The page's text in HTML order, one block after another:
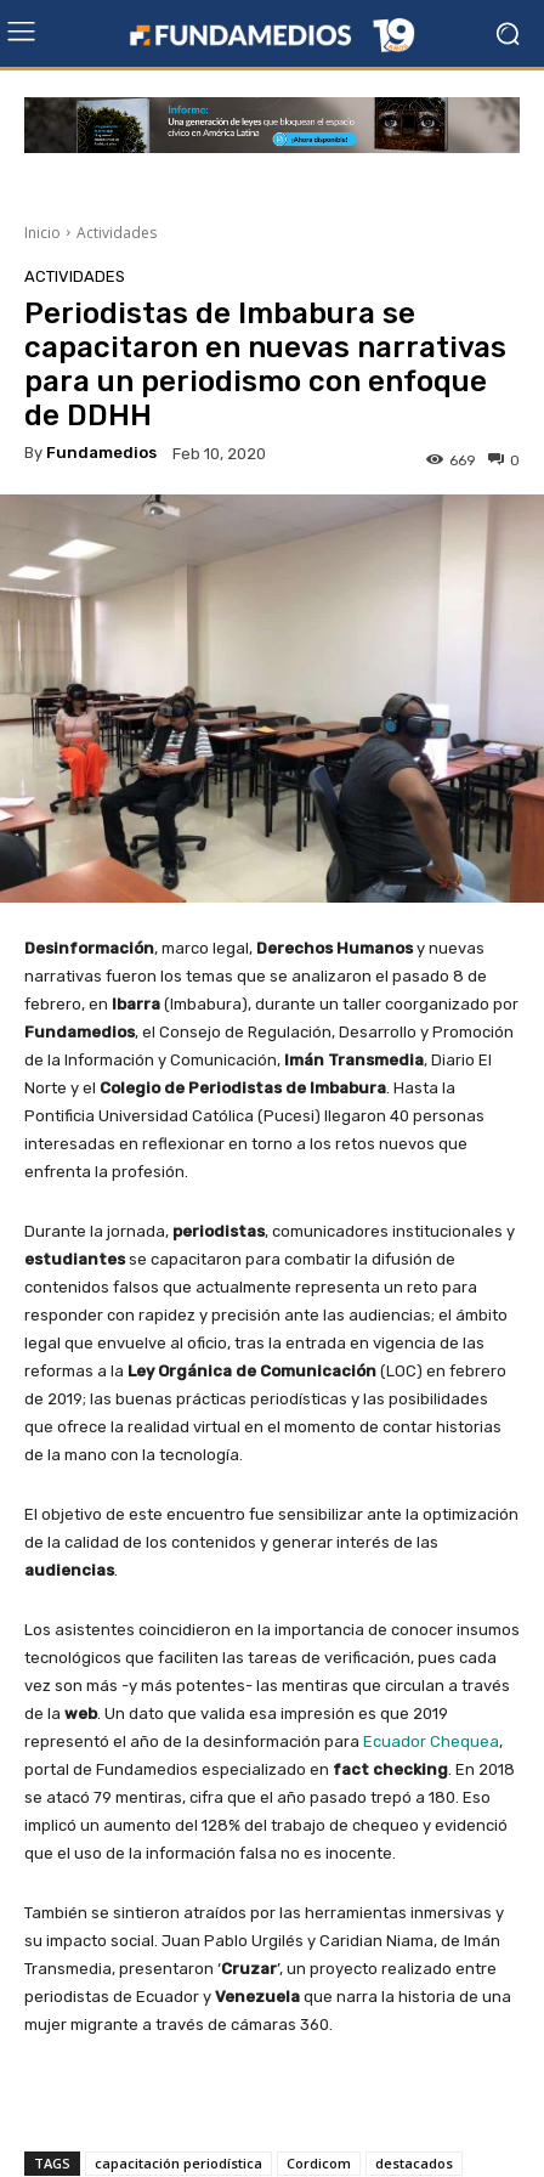
Inicio Actividades
ACTIVIDADES
Periodistas de Imbabura se
capacitaron en nuevas narrativas
para un periodismo con enfoque
de DDHH
By Fundamedios Feb 10, 2020 0
669
Desinformación, marco legal, Derechos Humanosy nuevas
narrativas fueron los temas que se analizaron el pasado 8 de
febrero, en Ibarra (Imbabura), durante un taller coorganizado por
Fundamedios, el Consejo de Regulación, Desarrollo y Promoción
de la Información y Comunicación, Imán Transmedia, Diario El
Norte y el Colegio de Periodistas de Imbabura . Hasta la
Pontificia Universidad Católica (Pucesi) llegaron 40 personas
interesadas en reflexionar en torno a los retos nuevos que
enfrenta la profesión.
Durante la jornada, periodistas, comunicadores institucionales y
estudiantesse capacitaron para combatir la difusión de
contenidos falsos que actualmente representa un reto para
responder con rapidez y precisión ante las audiencias; el ámbito
legal que envuelve al oficio, tras la entrada en vigencia de las
reformas a la Ley Orgánica de Comunicación (LOC) en febrero
de 2019; las buenas prácticas periodísticas y las posibilidades
que ofrece la realidad virtual en el momento de contar historias
de la mano con la tecnología.
El objetivo de este encuentro fue sensibilizar ante la optimización
de la calidad de los contenidos y generar interés de las
audiencias.
Los asistentes coincidieron en la importancia de conocer insumos
tecnológicos que faciliten las tareas de verificación, pues cada
vez son más -y más potentes- las mentiras que circulan a través
de la web. Un dato que valida esa impresión es que 2019
representó el año de la desinformación para Ecuador Chequea,
portal de Fundamedios especializado en fact checking . En 2018
se atacó 79 mentiras, cifra que el año pasado trepó a 180. Eso
implicó un aumento del 128% del trabajo de chequeo y evidenció
que el uso de la información falsa no es inocente.
También se sintieron atraídos por las herramientas inmersivas y
su impacto social. Juan Pablo Urgilés y Caridian Niama, de Imán
Transmedia, presentaron ‘Cruzar’, un proyecto realizado entre
periodistas de Ecuador y Venezuela que narra la historia de una
mujer migrante a través de cámaras 360.
TAGS capacitación periodística Cordicom destacados